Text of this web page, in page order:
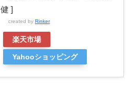
健 ]
created by Rinker
楽天市場
Yahooショッピング